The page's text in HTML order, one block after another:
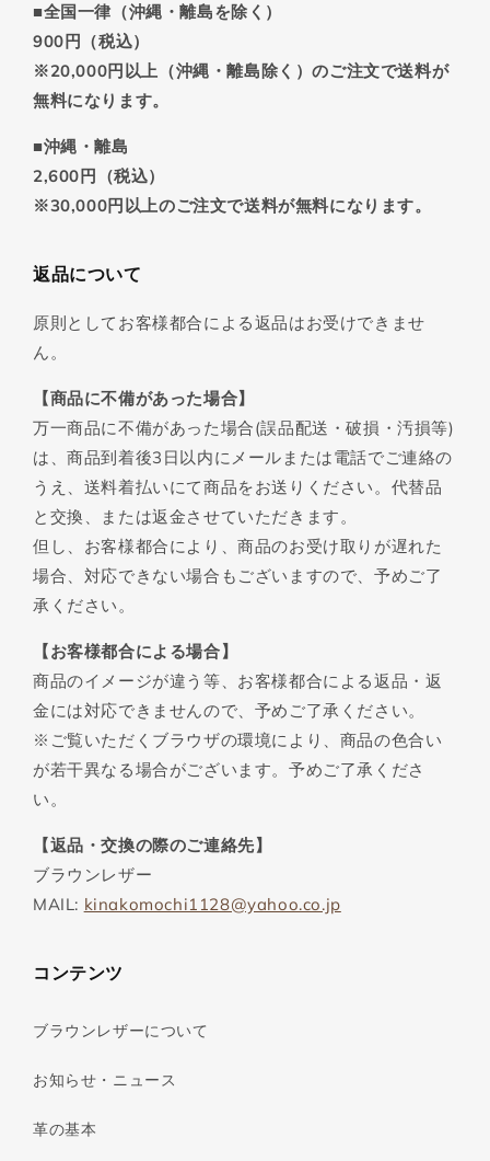
■全国一律（沖縄・離島を除く）
900円（税込）
※20,000円以上（沖縄・離島除く）のご注文で送料が
無料になります。
■沖縄・離島
2,600円（税込）
※30,000円以上のご注文で送料が無料になります。
返品について
原則としてお客様都合による返品はお受けできませ
ん。
【商品に不備があった場合】
万一商品に不備があった場合(誤品配送・破損・汚損等)
は、商品到着後3日以内にメールまたは電話でご連絡の
うえ、送料着払いにて商品をお送りください。代替品
と交換、または返金させていただきます。
但し、お客様都合により、商品のお受け取りが遅れた
場合、対応できない場合もございますので、予めご了
承ください。
【お客様都合による場合】
商品のイメージが違う等、お客様都合による返品・返
金には対応できませんので、予めご了承ください。
※ご覧いただくブラウザの環境により、商品の色合い
が若干異なる場合がございます。予めご了承くださ
い。
【返品・交換の際のご連絡先】
ブラウンレザー
MAIL: kinakomochi1128@yahoo.co.jp
コンテンツ
ブラウンレザーについて
お知らせ・ニュース
革の基本